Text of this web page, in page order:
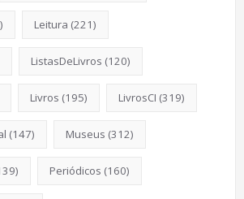
Leitura (221)
ListasDeLivros (120)
Livros (195) LivrosCI (319)
(147) Museus (312)
Periódicos (160)